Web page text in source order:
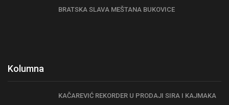
BRATSKA SLAVA MEŠTANA BUKOVICE
Kolumna
KAČAREVIĆ REKORDER U PRODAJI SIRA I KAJMAKA